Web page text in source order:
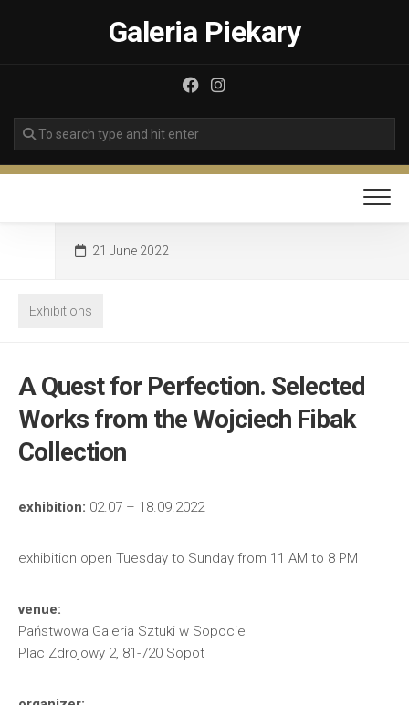
Galeria Piekary
21 June 2022
Exhibitions
A Quest for Perfection. Selected
Works from the Wojciech Fibak
Collection
exhibition: 02.07 – 18.09.2022
exhibition open Tuesday to Sunday from 11 AM to 8 PM
venue:
Państwowa Galeria Sztuki w Sopocie
Plac Zdrojowy 2, 81-720 Sopot